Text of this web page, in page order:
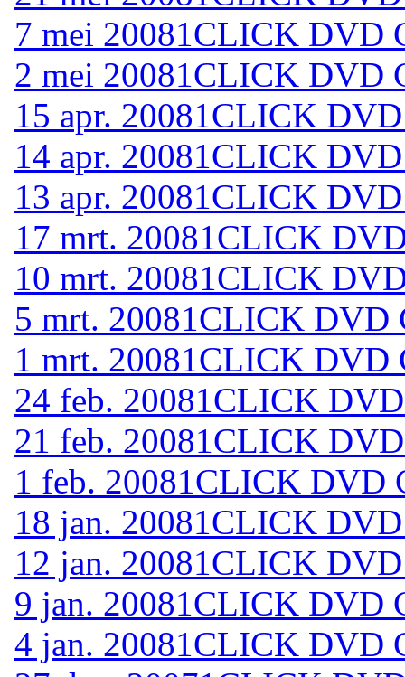
7 mei 20081CLICK DVD
2 mei 20081CLICK DVD
15 apr. 20081CLICK
14 apr. 20081CLICK
13 apr. 20081CLICK
17 mrt. 20081CLICK
10 mrt. 20081CLICK
5 mrt. 20081CLICK DVD
1 mrt. 20081CLICK DVD
24 feb. 20081CLICK
21 feb. 20081CLICK
1 feb. 20081CLICK DVD
18 jan. 20081CLICK
12 jan. 20081CLICK
9 jan. 20081CLICK DVD
4 jan. 20081CLICK DVD